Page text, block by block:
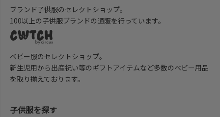
ブランド子供服のセレクトショップ。
100以上の子供服ブランドの通販を行っています。
ベビー服のセレクトショップ。
新生児用から出産祝い等のギフトアイテムなど多数のベビー用品
を取り揃えております。
子供服を探す